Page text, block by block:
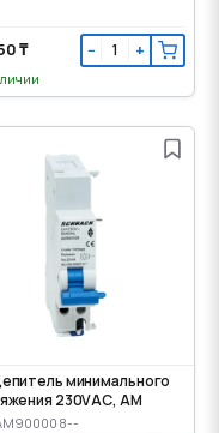
₸ − +
минимального
230VАС, AM